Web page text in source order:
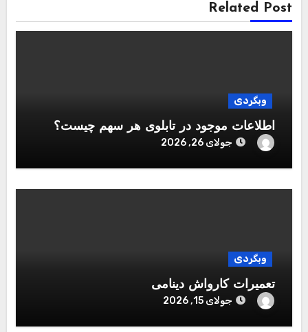
Related Post
وبگردی
اطلاعات موجود در تابلوی هر سهم چیست؟
جولای 26, 2026
وبگردی
تعمیرات کارواش دینامی
جولای 15, 2026